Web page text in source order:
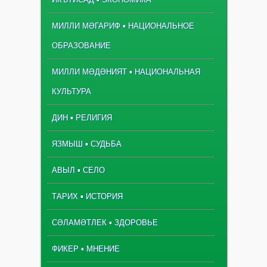
МИЛЛИ МӘГАРИФ ▪ НАЦИОНАЛЬНОЕ
ОБРАЗОВАНИЕ
МИЛЛИ МӘДӘНИЯТ ▪ НАЦИОНАЛЬНАЯ
КУЛЬТУРА
ДИН ▪ РЕЛИГИЯ
ЯЗМЫШ ▪ СУДЬБА
АВЫЛ ▪ СЕЛО
ТАРИХ ▪ ИСТОРИЯ
СӘЛАМӘТЛЕК ▪ ЗДОРОВЬЕ
ФИКЕР ▪ МНЕНИЕ